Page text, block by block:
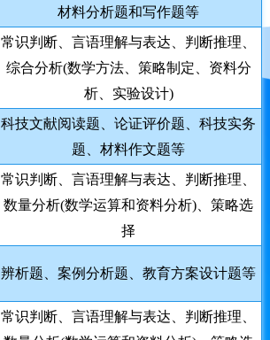
材料分析题和写作题等
常识判断、言语理解与表达、判断推理、
综合分析(数学方法、策略制定、资料分
析、实验设计)
科技文献阅读题、论证评价题、科技实务
题、材料作文题等
常识判断、言语理解与表达、判断推理、
数量分析(数学运算和资料分析)、策略选
择
辨析题、案例分析题、教育方案设计题等
常识判断、言语理解与表达、判断推理、